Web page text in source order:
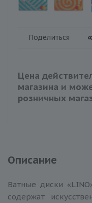
Поделиться
Цена
магазина и
розничных
Описание
Ватные диски
содержат